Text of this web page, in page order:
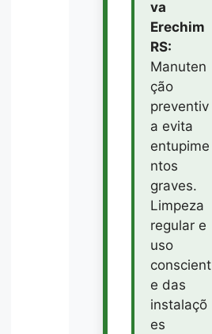
va
Erechim
RS:
Manuten
ção
preventiv
a evita
entupime
ntos
graves.
Limpeza
regular e
uso
conscient
e das
instalaçõ
es